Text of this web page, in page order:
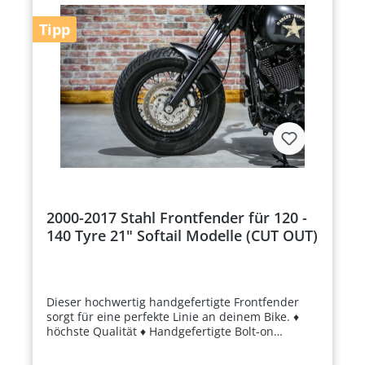
einlösbar für Inspektionen, Umbauten und
Reparaturen.Flexibel und praktisch: Persönlicher
Code, der per E-Mail verschickt wird, jederzeit
einlösbar.Individuell und flexibel: Perfektes
Geschenk für jeden Anlass.Noch Fragen?Unser
erfahrenes Team steht dir jederzeit beratend zur
Seite – egal ob zu Produkten oder Harley-
Umbauten. Kontaktiere uns gern!
Tipp
2000-2017 Stahl Frontfender für 120 -
140 Tyre 21" Softail Modelle (CUT OUT)
Dieser hochwertig handgefertigte Frontfender
sorgt für eine perfekte Linie an deinem Bike. ♦
höchste Qualität ♦ Handgefertigte Bolt-on